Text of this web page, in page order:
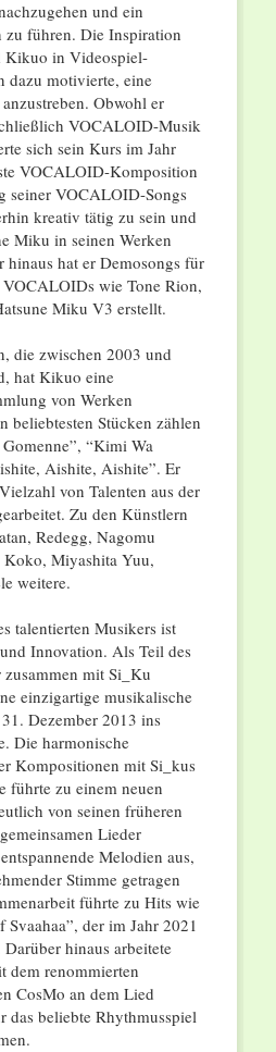
und ein
zu führen. Die Inspiration
Kikuo in Videospiel-
dazu motivierte, eine
Obwohl er
VOCALOID-Musik
sich sein Kurs im Jahr
VOCALOID-Komposition
seiner VOCALOID-Songs
kreativ tätig zu sein und
Miku in seinen Werken
hinaus hat er Demosongs für
VOCALOIDs wie Tone Rion,
Miku V3 erstellt.
die zwischen 2003 und
hat Kikuo eine
von Werken
beliebtesten Stücken zählen
“Kimi Wa
Aishite, Aishite”. Er
von Talenten aus der
Zu den Künstlern
Redegg, Nagomu
Miyashita Yuu,
weitere.
talentierten Musikers ist
Innovation. Als Teil des
mit Si_Ku
einzigartige musikalische
Dezember 2013 ins
Die harmonische
Kompositionen mit Si_kus
führte zu einem neuen
von seinen früheren
Lieder
Melodien aus,
Stimme getragen
führte zu Hits wie
Svaahaa”, der im Jahr 2021
hinaus arbeitete
dem renommierten
CosMo an dem Lied
das beliebte Rhythmusspiel